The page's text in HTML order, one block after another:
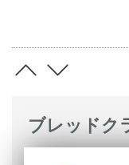
ブレッドク